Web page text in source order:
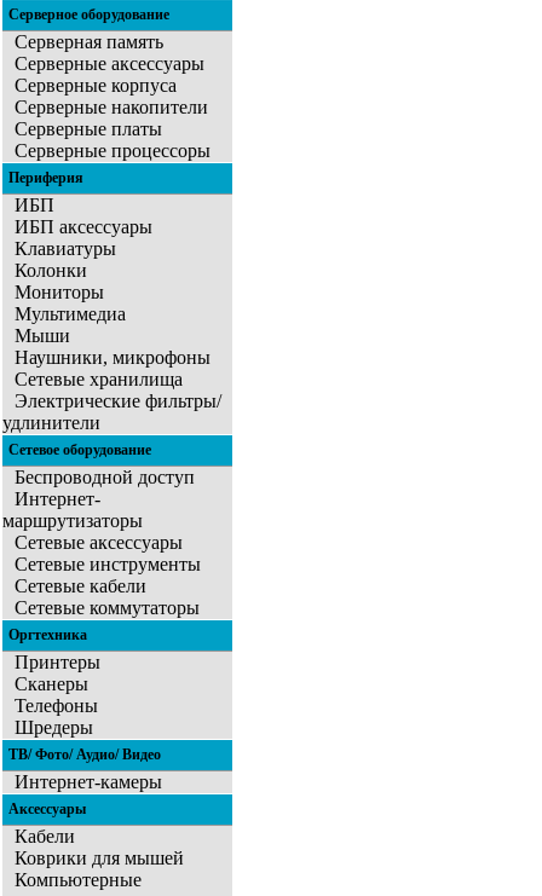
Серверное оборудование
Серверная память
Серверные аксессуары
Серверные корпуса
Серверные накопители
Серверные платы
Серверные процессоры
Периферия
ИБП
ИБП аксессуары
Клавиатуры
Колонки
Мониторы
Мультимедиа
Мыши
Наушники, микрофоны
Сетевые хранилища
Электрические фильтры/
удлинители
Сетевое оборудование
Беспроводной доступ
Интернет-
маршрутизаторы
Сетевые аксессуары
Сетевые инструменты
Сетевые кабели
Сетевые коммутаторы
Оргтехника
Принтеры
Сканеры
Телефоны
Шредеры
ТВ/ Фото/ Аудио/ Видео
Интернет-камеры
Аксессуары
Кабели
Коврики для мышей
Компьютерные